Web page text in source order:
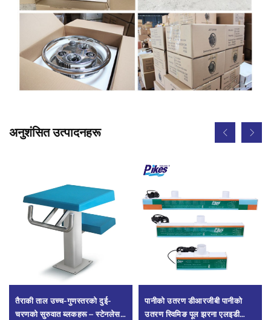
अनुशंसित उत्पादनहरू
तैराकी ताल उच्च-गुणस्तरको दुई-
चरणको सुरुवात ब्लकहरू – स्टेनलेस
पानीको उतरण डीआरजीबी पानीको
उतरण स्विमिङ पूल झरना एलइडी